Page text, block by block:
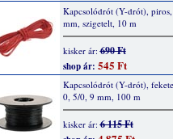
Kapcsolódrót (Y-drót),
mm, szigetelt, 10 m
kisker ár:690 Ft
shop ár: 545 Ft
Kapcsolódrót (Y-drót),
0, 5/0, 9 mm, 100 m
kisker ár:6 115 Ft